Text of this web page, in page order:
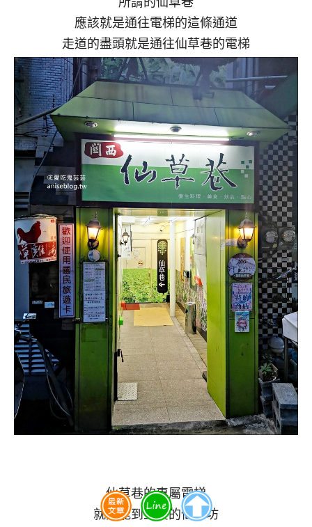
應該就是通往電梯的這條通道
走道的盡頭就是通往仙草巷的電梯
仙草巷的專屬電梯
就只能到五樓的仙草坊